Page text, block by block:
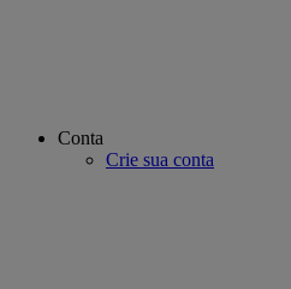
Conta
Crie sua conta